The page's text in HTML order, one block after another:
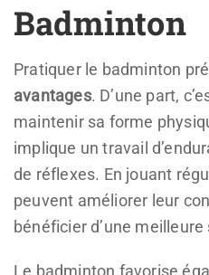
Badminton
Pratiquer le badminton
avantages. D’une part,
maintenir sa forme
implique un travail
de réflexes. En jouant
peuvent améliorer leur
bénéficier d’une